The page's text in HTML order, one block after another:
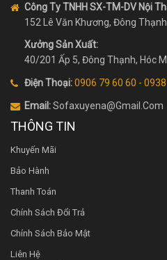
Công Ty TNHH SX-TM-DV Nội
152 Lê Văn Khương, Đông
Xưởng Sản Xuất:
40/201 Ấp 5, Đông Thạnh, Hóc
Điện Thoại:0906 79 60 60 -
Email:Sofaxuyena@gmail.Com
THÔNG TIN
Khuyến Mãi
Bảo Hành
Thanh Toán
Chính Sách Đổi Trả
Chính Sách Bảo Mật
Liên Hệ